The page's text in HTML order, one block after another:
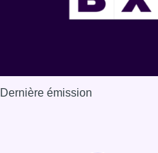
Dernière émission